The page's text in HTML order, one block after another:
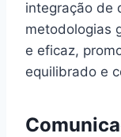
integração de
metodologias
e eficaz,
equilibrado e